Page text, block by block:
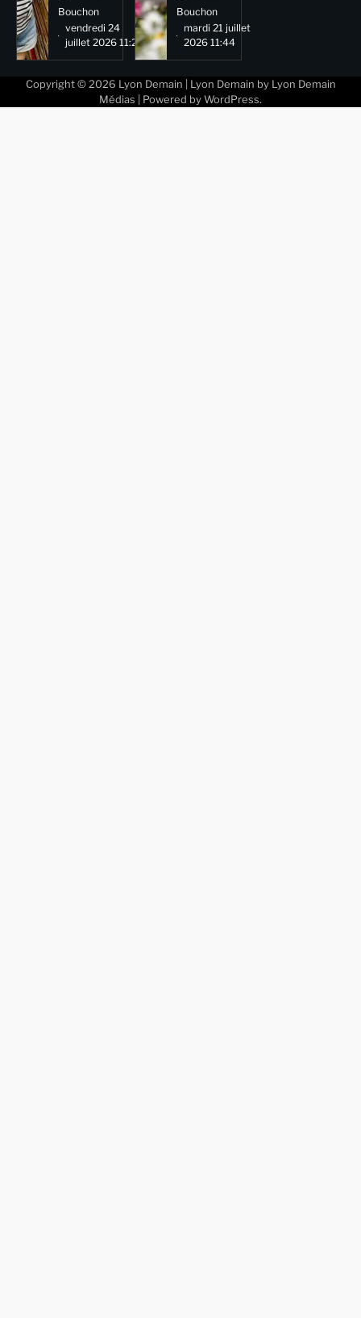
Bouchon
vendredi 24
juillet 2026 11:29
Bouchon
mardi 21 juillet
2026 11:44
Copyright © 2026 Lyon Demain | Lyon Demain by Lyon Demain
Médias | Powered by WordPress.